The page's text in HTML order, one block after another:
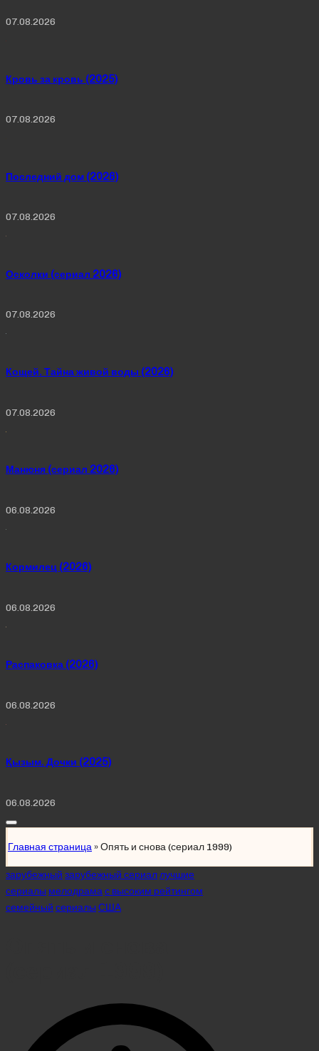
07.08.2026
Кровь за кровь (2025)
07.08.2026
Последний дом (2026)
07.08.2026
Осколки (сериал 2026)
07.08.2026
Кощей. Тайна живой воды (2026)
07.08.2026
Манюня (сериал 2026)
06.08.2026
Кормилец (2026)
06.08.2026
Распаковка (2026)
06.08.2026
Қызым. Дочки (2025)
06.08.2026
Главная страница »Опять и снова (сериал 1999)
Posted
in
зарубежный зарубежный сериал лучшие
сериалы мелодрама с высоким рейтингом
семейный сериалы США